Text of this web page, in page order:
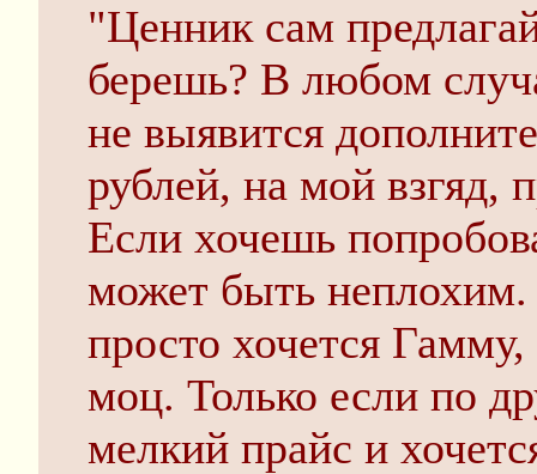
"Ценник сам
берешь? В любом
не выявится
рублей, на мой взгяд,
Если хочешь
может быть
просто хочется
моц. Только если по
мелкий прайс и